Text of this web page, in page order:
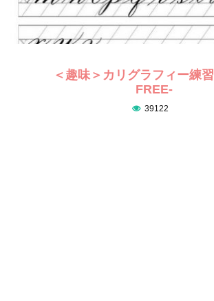
＜趣味＞カリグラフィー練
FREE-
39122